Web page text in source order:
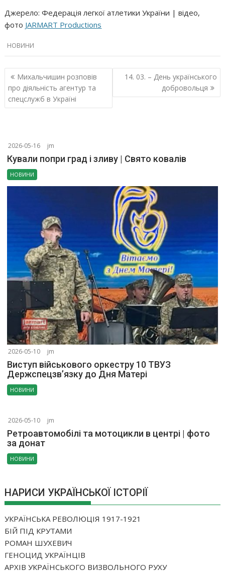
Джерело: Федерація легкої атлетики України | відео,
фото JARMART Productions
НОВИНИ
Навігація
записів
Михальчишин розповів
про діяльність агентур та
спецслужб в Україні
14. 03. – День українського
добровольця
2026-05-16 jm
Кували попри град і зливу | Свято ковалів
НОВИНИ
2026-05-10 jm
Виступ військового оркестру 10 ТВУЗ
Держспецзв’язку до Дня Матері
НОВИНИ
2026-05-10 jm
Ретроавтомобілі та мотоцикли в центрі | фото
за донат
НОВИНИ
НАРИСИ УКРАЇНСЬКОЇ ІСТОРІЇ
УКРАЇНСЬКА РЕВОЛЮЦІЯ 1917-1921
БІЙ ПІД КРУТАМИ
РОМАН ШУХЕВИЧ
ГЕНОЦИД УКРАЇНЦІВ
АРХІВ УКРАЇНСЬКОГО ВИЗВОЛЬНОГО РУХУ